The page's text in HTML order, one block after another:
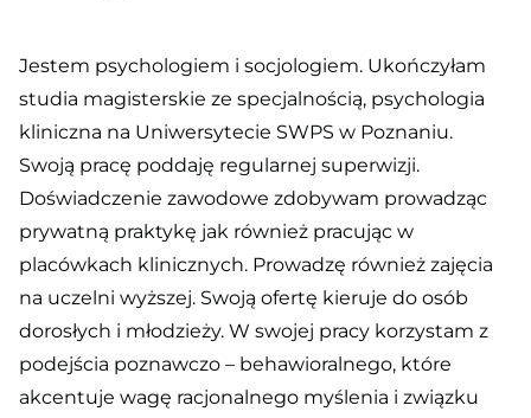
Jestem psychologiem i socjologiem. Ukończyłam
studia magisterskie ze specjalnością, psychologia
kliniczna na Uniwersytecie SWPS w Poznaniu.
Swoją pracę poddaję regularnej superwizji.
Doświadczenie zawodowe zdobywam prowadząc
prywatną praktykę jak również pracując w
placówkach klinicznych. Prowadzę również zajęcia
na uczelni wyższej. Swoją ofertę kieruje do osób
dorosłych i młodzieży. W swojej pracy korzystam z
podejścia poznawczo – behawioralnego, które
akcentuje wagę racjonalnego myślenia i związku